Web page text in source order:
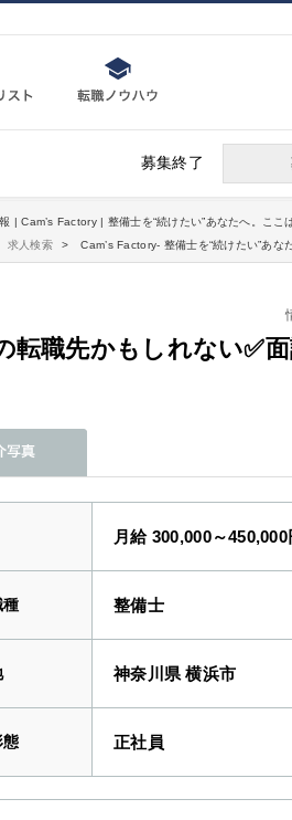
募集終了
| Cam’s Factory | 整備士を“続けたい”あなたへ。こ
求人検索 Cam’s Factory- 整備士を“続けたい”あな
職先かもしれない✅面
月給 300,000～450,000
種 整備士
神奈川県 横浜市
態 正社員